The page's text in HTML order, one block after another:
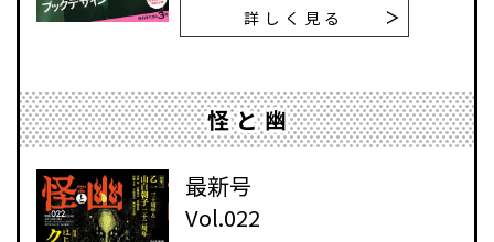
詳しく見る
怪と幽
最新号
Vol.022